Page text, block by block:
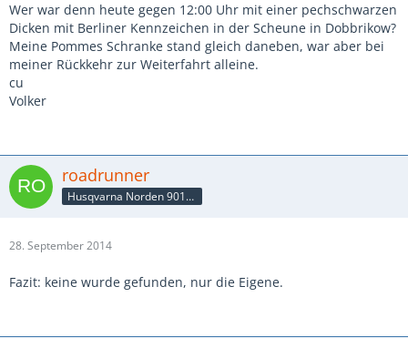
Wer war denn heute gegen 12:00 Uhr mit einer pechschwarzen
Dicken mit Berliner Kennzeichen in der Scheune in Dobbrikow?
Meine Pommes Schranke stand gleich daneben, war aber bei
meiner Rückkehr zur Weiterfahrt alleine.
cu
Volker
roadrunner
Husqvarna Norden 901/MT10SP
28. September 2014
Fazit: keine wurde gefunden, nur die Eigene.